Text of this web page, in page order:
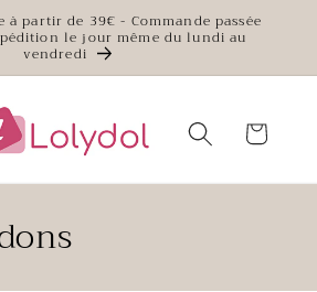
partir de 39€ - Commande passée
le jour même du lundi au
vendredi
Panier